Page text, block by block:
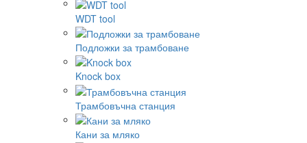
WDT tool
Подложки за трамбоване
Knock box
Трамбовъчна станция
Кани за мляко